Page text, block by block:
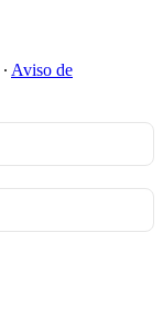
∙ Aviso de